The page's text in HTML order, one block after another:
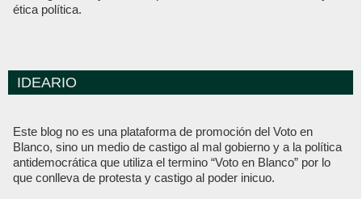
ética política.
IDEARIO
Este blog no es una plataforma de promoción del Voto en
Blanco, sino un medio de castigo al mal gobierno y a la política
antidemocrática que utiliza el termino “Voto en Blanco” por lo
que conlleva de protesta y castigo al poder inicuo.